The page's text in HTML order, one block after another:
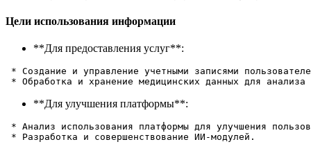
Цели использования информации
**Для предоставления услуг**:
* Создание и управление учетными записями
**Для улучшения платформы**:
* Анализ использования платформы для улучшения